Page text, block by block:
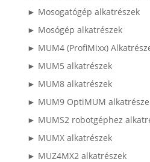
► Mosogatógép alkatrészek
► Mosógép alkatrészek
► MUM4 (ProfiMixx)
► MUM5 alkatrészek
► MUM8 alkatrészek
► MUM9 OptiMUM
► MUMS2 robotgéphez
► MUMX alkatrészek
► MUZ4MX2 alkatrészek